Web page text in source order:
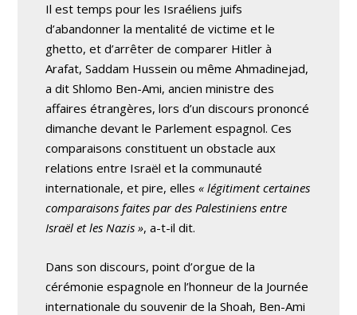
Il est temps pour les Israéliens juifs
d’abandonner la mentalité de victime et le
ghetto, et d’arrêter de comparer Hitler à
Arafat, Saddam Hussein ou même Ahmadinejad,
a dit Shlomo Ben-Ami, ancien ministre des
affaires étrangères, lors d’un discours prononcé
dimanche devant le Parlement espagnol. Ces
comparaisons constituent un obstacle aux
relations entre Israël et la communauté
internationale, et pire, elles« légitiment certaines
comparaisons faites par des Palestiniens entre
Israël et les Nazis », a-t-il dit.
Dans son discours, point d’orgue de la
cérémonie espagnole en l’honneur de la Journée
internationale du souvenir de la Shoah, Ben-Ami